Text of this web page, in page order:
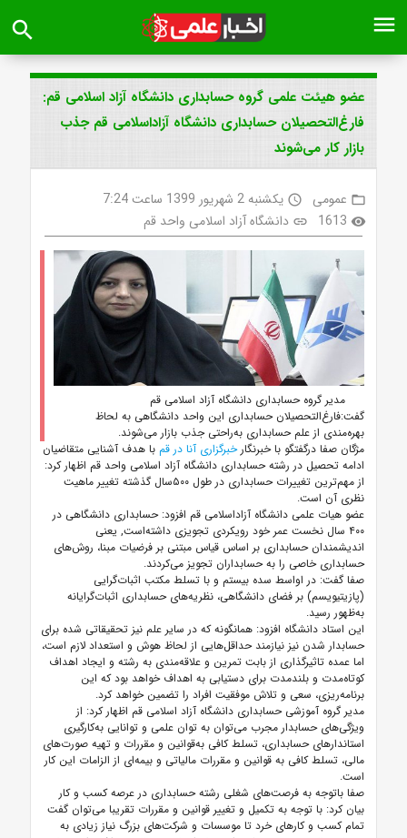
menu
search
عضو هیئت علمی گروه حسابداری دانشگاه آزاد اسلامی قم:
فارغ‌التحصیلان حسابداری دانشگاه آزاداسلامی قم جذب
بازار کار می‌شوند
folder_open عمومی access_time یکشنبه 2 شهریور 1399 ساعت 7:24
visibility
1613
link دانشگاه آزاد اسلامی واحد قم
مدیر گروه حسابداری دانشگاه آزاد اسلامی قم
گفت:فارغ‌التحصیلان حسابداری این واحد دانشگاهی به لحاظ
بهره‌مندی از علم حسابداری به‌راحتی جذب بازار می‌شوند.
مژگان صفا درگفتگو با خبرنگارخبرگزاری آنا در قم با هدف آشنایی متقاضیان
ادامه تحصیل در رشته حسابداری دانشگاه آزاد اسلامی واحد قم اظهار کرد:
از مهم‌ترین تغییرات حسابداری در طول ۵۰۰سال گذشته تغییر ماهیت
نظری آن است.
عضو هیات علمی دانشگاه آزاداسلامی قم افزود: حسابداری دانشگاهی در
۴۰۰ سال نخست عمر خود رویکردی تجویزی داشته‌است, یعنی
اندیشمندان حسابداری بر اساس قیاس مبتنی بر فرضیات مبنا، روش‌های
حسابداری خاصی را به حسابداران تجویز می‌کردند.
صفا گفت: در اواسط سده بیستم و با تسلط مکتب اثبات‌گرایی
(پازیتیویسم) بر فضای دانشگاهی، نظریه‌های حسابداری اثبات‌‌گرایانه
به‌ظهور رسید.
این استاد دانشگاه افزود: همانگونه که در سایر علم نیز تحقیقاتی شده برای
حسابدار شدن نیز نیازمند حداقل‌هایی از لحاظ هوش و استعداد لازم است،
اما عمده تاثیر‌گذاری از بابت تمرین و علاقه‌مندی به رشته و ایجاد اهداف
کوتاه‌مدت و بلند‌مدت برای دستیابی به اهداف خواهد بود که این
برنامه‌ریزی، سعی و تلاش موفقیت افراد را تضمین خواهد کرد.
مدیر گروه آموزشی حسابداری دانشگاه آزاد اسلامی قم اظهار کرد: از
ویژگی‌های حسابدار مجرب می‌توان به توان علمی و توانایی به‌کار‌گیری
استاندارهای حسابداری، تسلط کافی به‌قوانین و مقررات و تهیه صورت‌های
مالی، تسلط کافی به قوانین و مقررات مالیاتی و بیمه‌ای از الزامات این کار
است.
صفا باتوجه به فرصت‌های شغلی رشته حسابداری در عرصه کسب و کار
بیان کرد: با توجه به تکمیل و تغییر قوانین و مقررات تقریبا می‌توان گفت
تمام کسب و کارهای خرد تا موسسات و شرکت‌های بزرگ نیاز زیادی به